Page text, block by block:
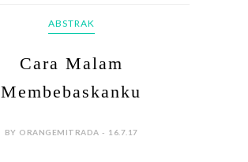
ABSTRAK
Cara Malam
Membebaskanku
BY ORANGEMITRADA - 16.7.17